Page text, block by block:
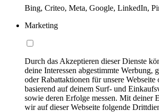
Bing, Criteo, Meta, Google, LinkedIn,
Marketing
Durch das Akzeptieren dieser Dienste
deine Interessen abgestimmte Werbung,
oder Rabattaktionen für unsere Webseite
basierend auf deinem Surf- und
sowie deren Erfolge messen. Mit deiner
wir auf dieser Webseite folgende